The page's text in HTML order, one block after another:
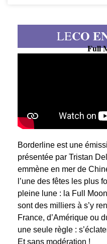
LECO
Full
Borderline est une
présentée par Tristan
emmène en mer de
l’une des fêtes les plus
pleine lune : la Full
sont des milliers à s’y
France, d’Amérique ou
une seule règle :
Et sans modération !